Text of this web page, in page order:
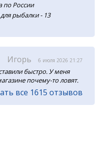
по России
рыбалки - 13
Игорь 6 июля 2026 21:27
быстро. У меня
почему-то ловят.
все 1615 отзывов